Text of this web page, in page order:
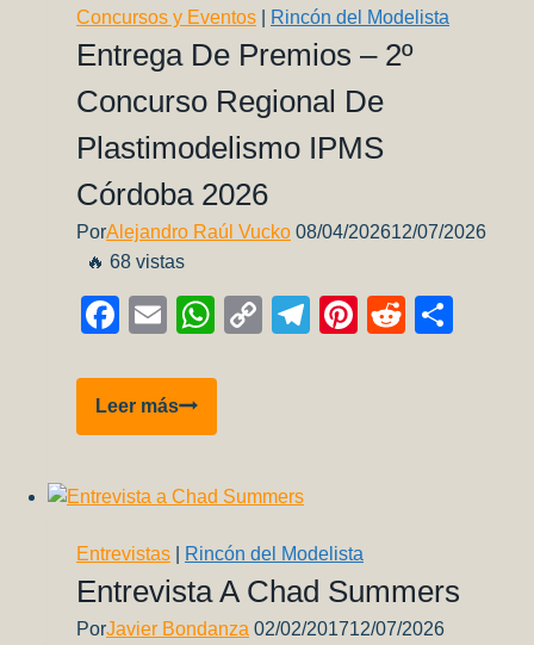
Aviones
Escala
Concursos y Eventos Rincón del Modelista
Entrega De Premios – 2º
Concurso Regional De
Plastimodelismo IPMS
Córdoba 2026
PorAlejandro Raúl Vucko 08/04/202612/07/2026
🔥 68 vistas
Facebook
EmailWhatsApp
CopyTelegram
Pinterest
Reddit
Leer másEntrega
de
–
Concurso
Regional
de
Plastimodelismo
Entrevistas Rincón del Modelista
Entrevista A Chad Summers
PorJavier Bondanza 02/02/201712/07/2026